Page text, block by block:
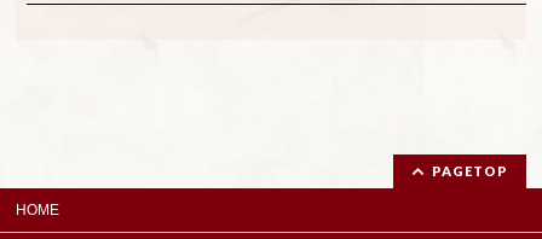
PAGETOP
HOME